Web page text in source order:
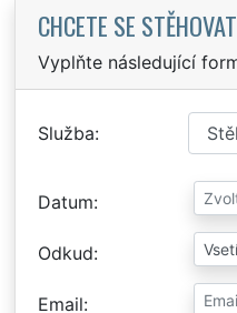
CHCETE SE
Vyplňte následující
Služba
Datum
Odkud
Email